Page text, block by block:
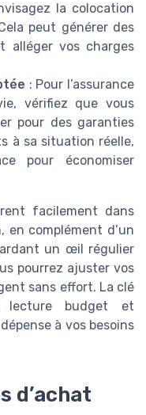
la colocation
peut générer des
alléger vos charges
: Pour l’assurance
vérifiez que vous
pour des garanties
à sa situation réelle,
pour économiser
facilement dans
en complément d’un
un œil régulier
pourrez ajuster vos
sans effort. La clé
budget et
à vos besoins
d’achat